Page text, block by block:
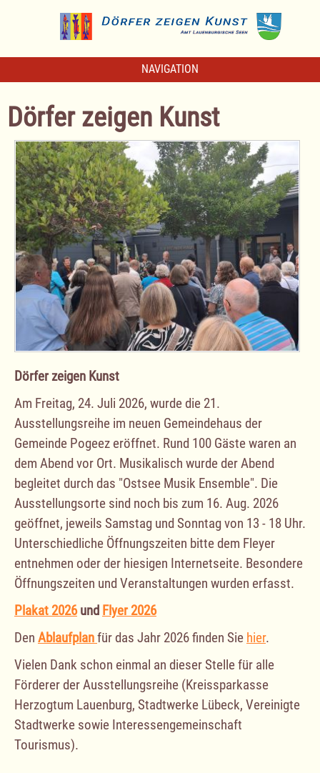
NAVIGATION
Dörfer zeigen Kunst
Dörfer zeigen Kunst
Am Freitag, 24. Juli 2026, wurde die 21.
Ausstellungsreihe im neuen Gemeindehaus der
Gemeinde Pogeez eröffnet. Rund 100 Gäste waren an
dem Abend vor Ort. Musikalisch wurde der Abend
begleitet durch das "Ostsee Musik Ensemble". Die
Ausstellungsorte sind noch bis zum 16. Aug. 2026
geöffnet, jeweils Samstag und Sonntag von 13 - 18 Uhr.
Unterschiedliche Öffnungszeiten bitte dem Fleyer
entnehmen oder der hiesigen Internetseite. Besondere
Öffnungszeiten und Veranstaltungen wurden erfasst.
Plakat 2026und Flyer 2026
Den Ablaufplanfür das Jahr 2026 finden Sie hier.
Vielen Dank schon einmal an dieser Stelle für alle
Förderer der Ausstellungsreihe (Kreissparkasse
Herzogtum Lauenburg, Stadtwerke Lübeck, Vereinigte
Stadtwerke sowie Interessengemeinschaft
Tourismus).